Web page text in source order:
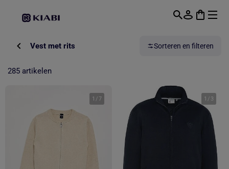
Vest met rits Sorteren en filteren
285 artikelen
1 / 7 1 / 3